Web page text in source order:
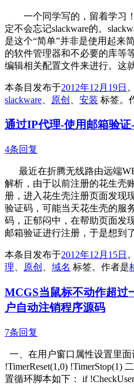
一个同学写的，留着学
定不会忘记slackware的。
是这个“简单”并非是使用起来
的软件管理器和不必要的库等
编辑相关配置文件来进行。这
本条目发布于2012年12月19日
slackware
原创 安装 标签。
通过IP代理-使用邮箱验
4条回复
最近在折腾无线路由远端
解析，由于以前注册的花生壳
册，进入花生壳注册页面发现
验证码，可能当天花生壳的服
码，正郁闷中，在帮助页面发
邮箱验证进行注册，于是想到
本条目发布于2012年12月15日
理
原创 域名 标签。 作者是
MCGS当鼠标不动作超过
户自动注销程序源码
7条回复
一、在用户窗口属性设置里
!TimerReset(1,0) !TimerStop(1)
置循环脚本如下： if